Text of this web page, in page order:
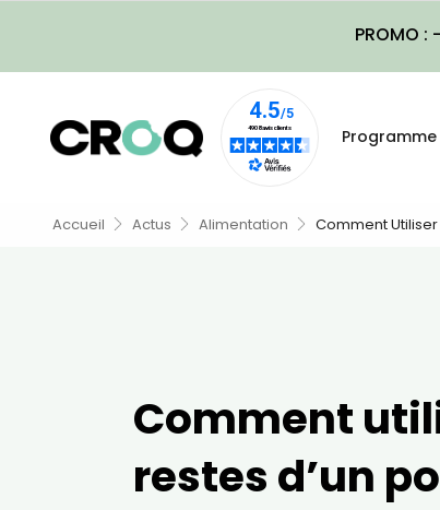
PROMO
Programme
Accueil Actus Alimentation Comment Utiliser
Comment
restes d’un